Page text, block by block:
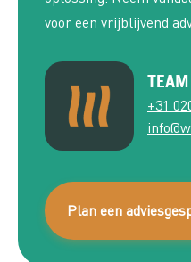
voor een vrijblijvend
+31
Plan een